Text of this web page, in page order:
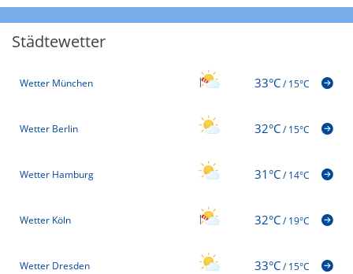
Städtewetter
Wetter München 33°C/15°C
Wetter Berlin 32°C/15°C
Wetter Hamburg 31°C/14°C
Wetter Köln 32°C/19°C
Wetter Dresden 33°C/15°C